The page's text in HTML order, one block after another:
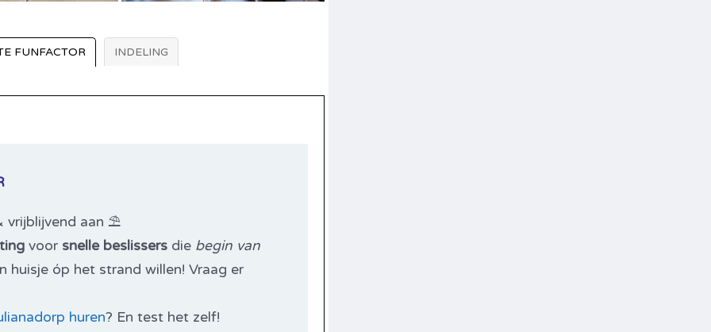
FUNFACTOR INDELING
vrijblijvend aan ⛱️
voor snelle beslissers die begin van
huisje óp het strand willen! Vraag er
huren? En test het zelf!